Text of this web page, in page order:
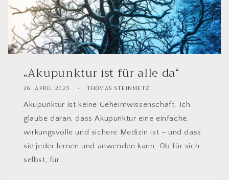
„Akupunktur ist für alle da“
26. APRIL 2025
THOMAS STEINMETZ
Akupunktur ist keine Geheimwissenschaft. Ich
glaube daran, dass Akupunktur eine einfache,
wirkungsvolle und sichere Medizin ist – und dass
sie jeder lernen und anwenden kann. Ob für sich
selbst, für...